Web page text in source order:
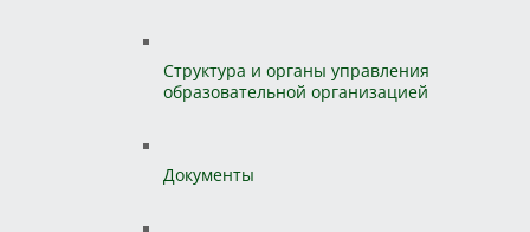
Структура и органы управления
образовательной организацией
Документы